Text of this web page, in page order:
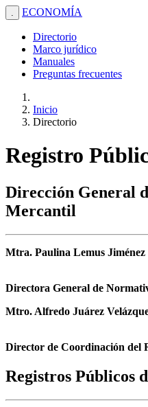
. ECONOMÍA
Directorio
Marco jurídico
Manuales
Preguntas frecuentes
Inicio
Directorio
Registro
Dirección General
Mercantil
Mtra. Paulina Lemus Jiménez
Directora General de
Mtro. Alfredo Juárez
Director de Coordinación del
Registros Públicos